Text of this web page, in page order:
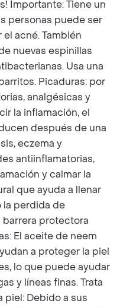
Importante: Tiene un
personas puede ser
acné. También
nuevas espinillas
Usa una
Picaduras: por
analgésicas y
la inflamación, el
después de una
eczema y
antiinflamatorias,
y calmar la
que ayuda a llenar
la perdida de
protectora
El aceite de neem
a proteger la piel
lo que puede ayudar
y líneas finas. Trata
Debido a sus